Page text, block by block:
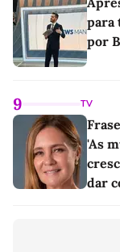
para
por
9 TV
'As
dar